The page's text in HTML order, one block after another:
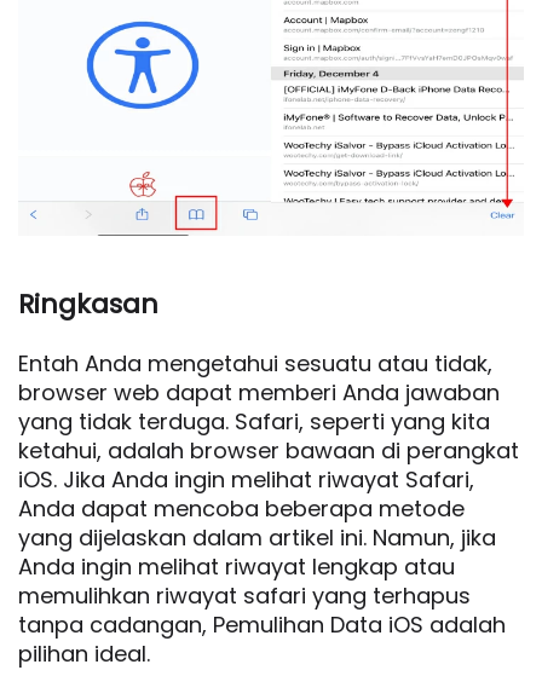
Ringkasan
Entah Anda mengetahui sesuatu atau tidak,
browser web dapat memberi Anda jawaban
yang tidak terduga. Safari, seperti yang kita
ketahui, adalah browser bawaan di perangkat
iOS. Jika Anda ingin melihat riwayat Safari,
Anda dapat mencoba beberapa metode
yang dijelaskan dalam artikel ini. Namun, jika
Anda ingin melihat riwayat lengkap atau
memulihkan riwayat safari yang terhapus
tanpa cadangan, Pemulihan Data iOS adalah
pilihan ideal.